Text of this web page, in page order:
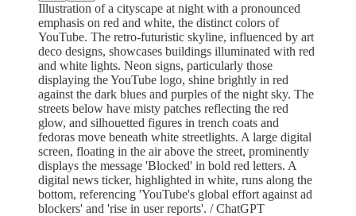
Illustration of a cityscape at night with a pronounced
emphasis on red and white, the distinct colors of
YouTube. The retro-futuristic skyline, influenced by art
deco designs, showcases buildings illuminated with red
and white lights. Neon signs, particularly those
displaying the YouTube logo, shine brightly in red
against the dark blues and purples of the night sky. The
streets below have misty patches reflecting the red
glow, and silhouetted figures in trench coats and
fedoras move beneath white streetlights. A large digital
screen, floating in the air above the street, prominently
displays the message 'Blocked' in bold red letters. A
digital news ticker, highlighted in white, runs along the
bottom, referencing 'YouTube's global effort against ad
blockers' and 'rise in user reports'. / ChatGPT